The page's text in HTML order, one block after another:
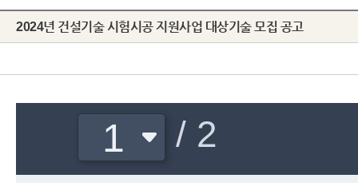
2024년 건설기술 시험시공 지원사업 대상기술 모집 공고